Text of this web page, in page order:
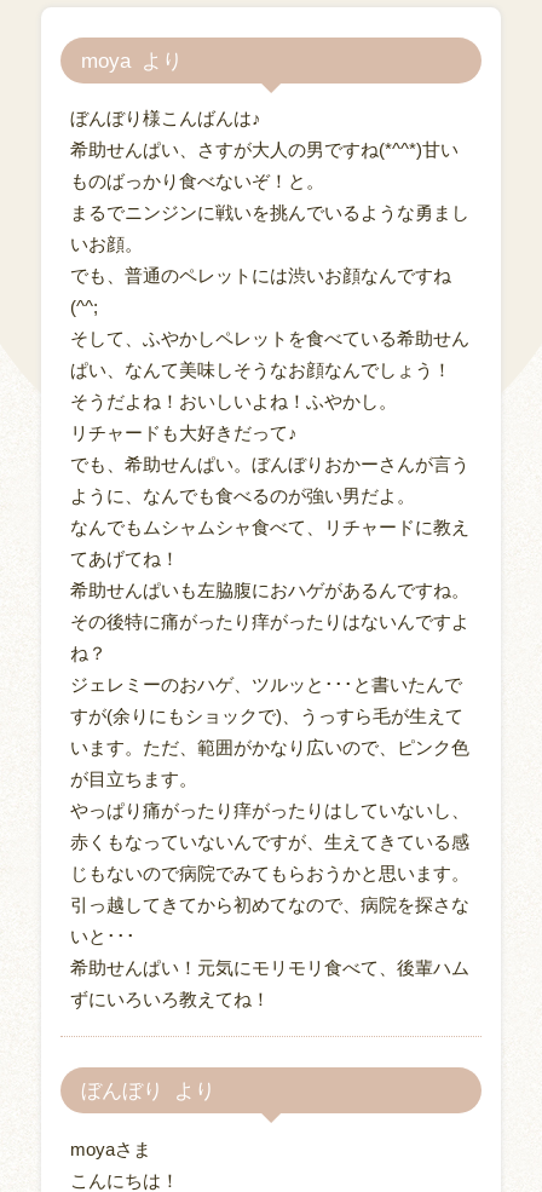
moya
ぼんぼり様こんばんは♪
希助せんぱい、さすが大人の男ですね(*^^*)甘い
ものばっかり食べないぞ！と。
まるでニンジンに戦いを挑んでいるような勇まし
いお顔。
でも、普通のペレットには渋いお顔なんですね
(^^;
そして、ふやかしペレットを食べている希助せん
ぱい、なんて美味しそうなお顔なんでしょう！
そうだよね！おいしいよね！ふやかし。
リチャードも大好きだって♪
でも、希助せんぱい。ぼんぼりおかーさんが言う
ように、なんでも食べるのが強い男だよ。
なんでもムシャムシャ食べて、リチャードに教え
てあげてね！
希助せんぱいも左脇腹におハゲがあるんですね。
その後特に痛がったり痒がったりはないんですよ
ね？
ジェレミーのおハゲ、ツルッと･･･と書いたんで
すが(余りにもショックで)、うっすら毛が生えて
います。ただ、範囲がかなり広いので、ピンク色
が目立ちます。
やっぱり痛がったり痒がったりはしていないし、
赤くもなっていないんですが、生えてきている感
じもないので病院でみてもらおうかと思います。
引っ越してきてから初めてなので、病院を探さな
いと･･･
希助せんぱい！元気にモリモリ食べて、後輩ハム
ずにいろいろ教えてね！
ぼんぼり
moyaさま
こんにちは！